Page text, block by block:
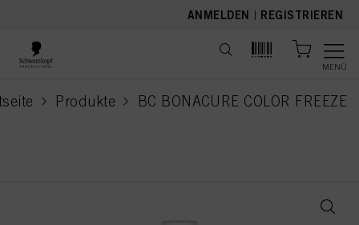
ANMELDEN | REGISTRIEREN
MENÜ
Produkte BC BONACURE COLOR FREEZE
current page